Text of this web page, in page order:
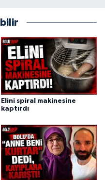
Elini spiral makinesine
kaptırdı